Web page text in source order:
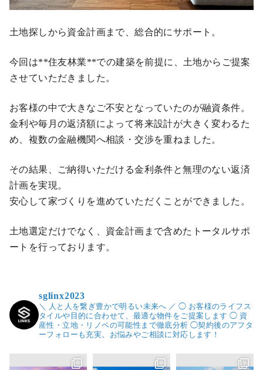
土地探しから資金計画まで、総合的にサポート。
今回は**住友林業**での建築を前提に、土地からご提案
させていただきました。
お客様の中で大きなご不安となっていたのが融資条件。
金利や毎月の返済額によって将来設計が大きく変わるた
め、複数の金融機関へ相談・交渉を重ねました。
その結果、ご納得いただける金利条件と無理のない返済
計画を実現。
安心して家づくりを進めていただくことができました。
土地選定だけでなく、資金計画まで含めたトータルサポ
ートを行っております。
sglinx2023
＼ 人と人を繋ぎ豊かで明るい未来へ ／ ◯ お客様のライフス
タイルや目的に合わせて、最適な物件をご提案します ◯ 資
産性・立地・リノベの可能性まで徹底分析 ◯契約後のアフタ
ーフォローも充実。お悩みやご相談に対応します！